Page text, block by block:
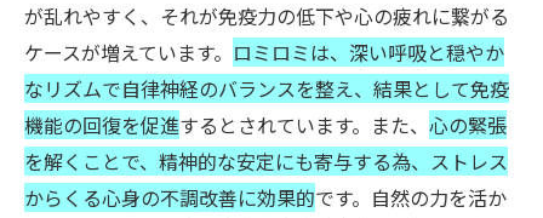
が乱れやすく、それが免疫力の低下や心の疲れに繋がる
ケースが増えています。 ロミロミは、深い呼吸と穏やか
なリズムで自律神経のバランスを整え、結果として免疫
機能の回復を促進するとされています。また、 心の緊張
を解くことで、精神的な安定にも寄与する為、ストレス
からくる心身の不調改善に効果的です。自然の力を活か